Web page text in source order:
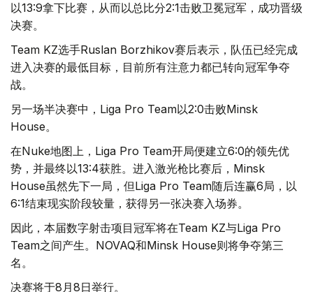
以13:9拿下比赛，从而以总比分2:1击败卫冕冠军，成功晋级
决赛。
Team KZ选手Ruslan Borzhikov赛后表示，队伍已经完成
进入决赛的最低目标，目前所有注意力都已转向冠军争夺
战。
另一场半决赛中，Liga Pro Team以2:0击败Minsk
House。
在Nuke地图上，Liga Pro Team开局便建立6:0的领先优
势，并最终以13:4获胜。进入激光枪比赛后，Minsk
House虽然先下一局，但Liga Pro Team随后连赢6局，以
6:1结束现实阶段较量，获得另一张决赛入场券。
因此，本届数字射击项目冠军将在Team KZ与Liga Pro
Team之间产生。NOVAQ和Minsk House则将争夺第三
名。
决赛将于8月8日举行。